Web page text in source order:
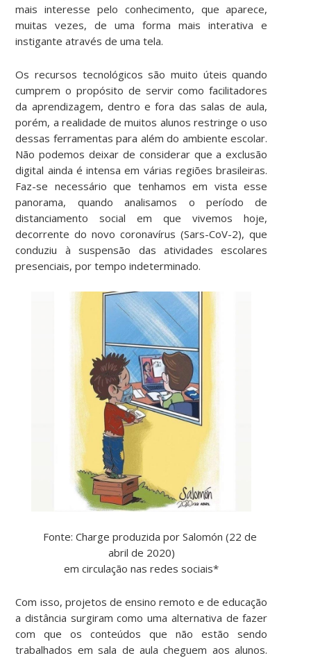
mais interesse pelo conhecimento, que aparece,
muitas vezes, de uma forma mais interativa e
instigante através de uma tela.
Os recursos tecnológicos são muito úteis quando
cumprem o propósito de servir como facilitadores
da aprendizagem, dentro e fora das salas de aula,
porém, a realidade de muitos alunos restringe o uso
dessas ferramentas para além do ambiente escolar.
Não podemos deixar de considerar que a exclusão
digital ainda é intensa em várias regiões brasileiras.
Faz-se necessário que tenhamos em vista esse
panorama, quando analisamos o período de
distanciamento social em que vivemos hoje,
decorrente do novo coronavírus (Sars-CoV-2), que
conduziu à suspensão das atividades escolares
presenciais, por tempo indeterminado.
Fonte: Charge produzida por Salomón (22 de
abril de 2020)
em circulação nas redes sociais*
Com isso, projetos de ensino remoto e de educação
a distância surgiram como uma alternativa de fazer
com que os conteúdos que não estão sendo
trabalhados em sala de aula cheguem aos alunos.